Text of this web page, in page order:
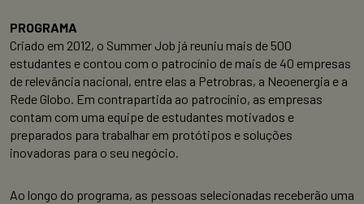
PROGRAMA
Criado em 2012, o Summer Job já reuniu mais de 500
estudantes e contou com o patrocínio de mais de 40 empresas
de relevância nacional, entre elas a Petrobras, a Neoenergia e a
Rede Globo. Em contrapartida ao patrocínio, as empresas
contam com uma equipe de estudantes motivados e
preparados para trabalhar em protótipos e soluções
inovadoras para o seu negócio.
Ao longo do programa, as pessoas selecionadas receberão uma